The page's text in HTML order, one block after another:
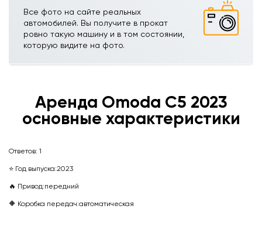
Все фото на сайте реальных
автомобилей. Вы получите в прокат
ровно такую машину и в том состоянии,
которую видите на фото.
Аренда Omoda C5ㅤ 2023
основные характеристики
Ответов: 1
⭐ Год выпуска:2023
🔥 Привод:передний
🔶 Коробка передач:автоматическая